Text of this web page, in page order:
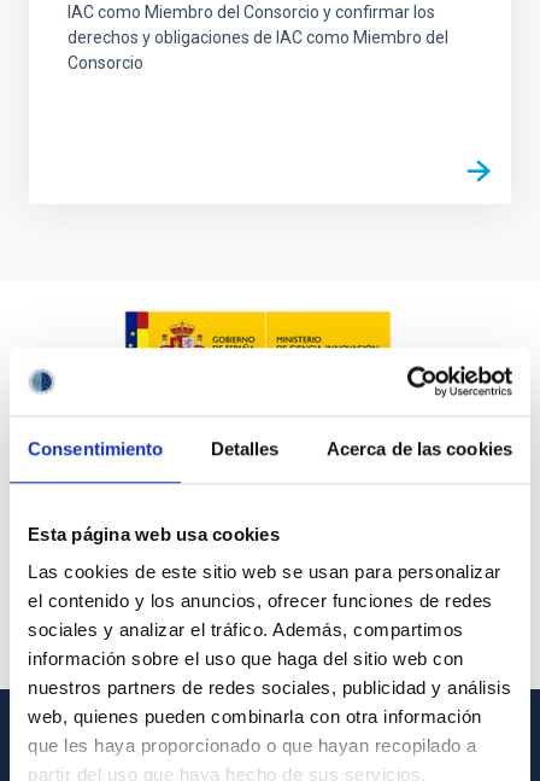
Consentimiento Detalles Acerca de las cookies
Esta página web usa cookies
Las cookies de este sitio web se usan para personalizar
el contenido y los anuncios, ofrecer funciones de redes
sociales y analizar el tráfico. Además, compartimos
información sobre el uso que haga del sitio web con
nuestros partners de redes sociales, publicidad y análisis
web, quienes pueden combinarla con otra información
que les haya proporcionado o que hayan recopilado a
partir del uso que haya hecho de sus servicios.
IAC como Miembro del Consorcio y confirmar los
derechos y obligaciones de IAC como Miembro del
Consorcio
GENERAL INFORMATION